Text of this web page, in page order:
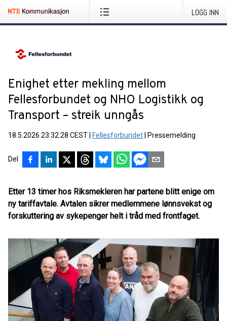
LOGG INN
Enighet etter mekling mellom
Fellesforbundet og NHO Logistikk og
Transport – streik unngås
18.5.2026 23:32:28 CEST Fellesforbundet Pressemelding
Del
Etter 13 timer hos Riksmekleren har partene blitt enige om
ny tariffavtale. Avtalen sikrer medlemmene lønnsvekst og
forskuttering av sykepenger helt i tråd med frontfaget.